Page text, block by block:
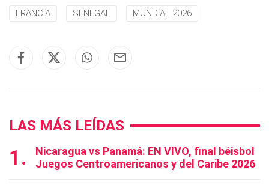
FRANCIA SENEGAL MUNDIAL 2026
LAS MÁS LEÍDAS
Nicaragua vs Panamá: EN VIVO, final béisbol
Juegos Centroamericanos y del Caribe 2026